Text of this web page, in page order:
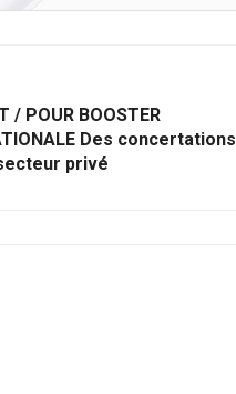
/ POUR BOOSTER
Des concertations
privé